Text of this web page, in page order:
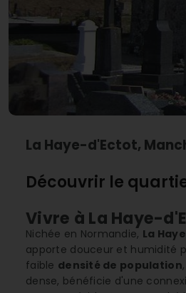
La Haye-d'Ectot,
Découvrir le
Vivre à La Haye-
Nichée en Normandie, La
apporte douceur et humidité
faible densité de population
dense, bénéficie d'une